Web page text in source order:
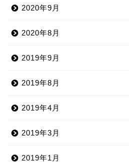
2020年9月
2020年8月
2019年9月
2019年8月
2019年4月
2019年3月
2019年1月